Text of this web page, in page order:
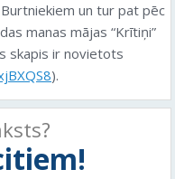
un tur pat pēc
manas mājas “Krītiņi”
skapis ir novietots
).